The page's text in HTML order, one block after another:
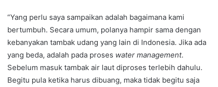
“Yang perlu saya sampaikan adalah bagaimana kami
bertumbuh. Secara umum, polanya hampir sama dengan
kebanyakan tambak udang yang lain di Indonesia. Jika ada
yang beda, adalah pada proses water management.
Sebelum masuk tambak air laut diproses terlebih dahulu.
Begitu pula ketika harus dibuang, maka tidak begitu saja